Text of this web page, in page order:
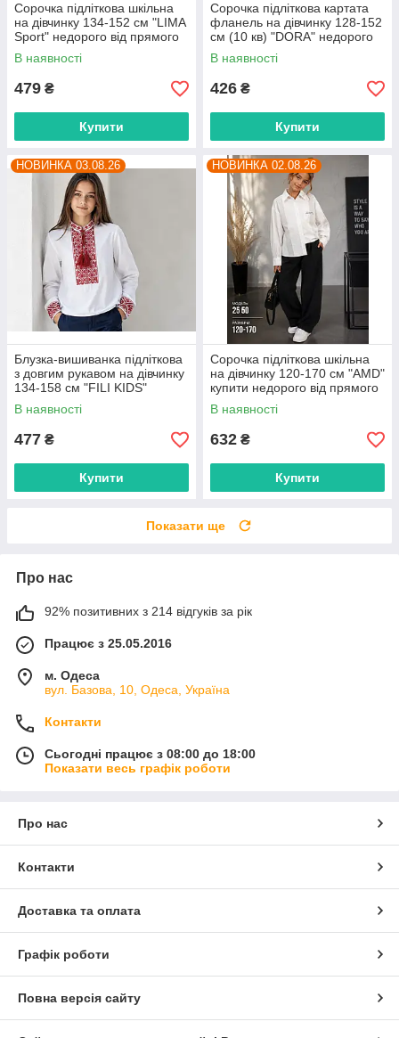
Сорочка підліткова шкільна
на дівчинку 134-152 см "LIMA
Sport" недорого від прямого
постачальника
В наявності
479 ₴
Купити
Сорочка підліткова картата
фланель на дівчинку 128-152
см (10 кв) "DORA" недорого
від прямого постачальника
В наявності
426 ₴
Купити
НОВИНКА 03.08.26
Блузка-вишиванка підліткова
з довгим рукавом на дівчинку
134-158 см "FILI KIDS"
недорого від прямого
постачальника
В наявності
477 ₴
Купити
НОВИНКА 02.08.26
Сорочка підліткова шкільна
на дівчинку 120-170 см "AMD"
купити недорого від прямого
постачальника
В наявності
632 ₴
Купити
Показати ще
Про нас
92% позитивних з 214 відгуків за рік
Працює з 25.05.2016
м. Одеса
вул. Базова, 10, Одеса, Україна
Контакти
Сьогодні працює з 08:00 до 18:00
Показати весь графік роботи
Про нас
Контакти
Доставка та оплата
Графік роботи
Повна версія сайту